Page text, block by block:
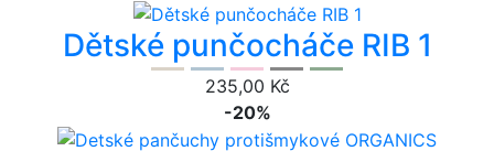
Dětské punčocháče RIB 1
235,00 Kč
-20%